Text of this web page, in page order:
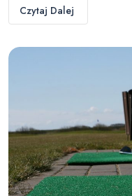
Czytaj Dalej